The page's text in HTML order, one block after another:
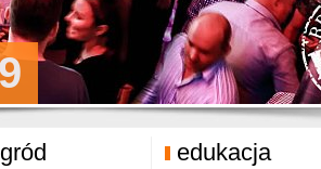
Michelin
edukacja